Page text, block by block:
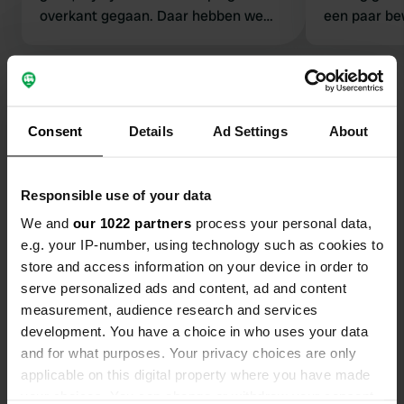
Consent Details Ad Settings About
Responsible use of your data
We and our 1022 partners process your personal data,
e.g. your IP-number, using technology such as cookies to
store and access information on your device in order to
serve personalized ads and content, ad and content
measurement, audience research and services
development. You have a choice in who uses your data
and for what purposes. Your privacy choices are only
applicable on this digital property where you have made
overkant gegaan. Daar hebben we
een paar
last van,
hier 1
Ben jij hier geweest?
Contact
Locatie
Rue des Ponts 2
52320, Froncles, Frankrijk
Kopiëren